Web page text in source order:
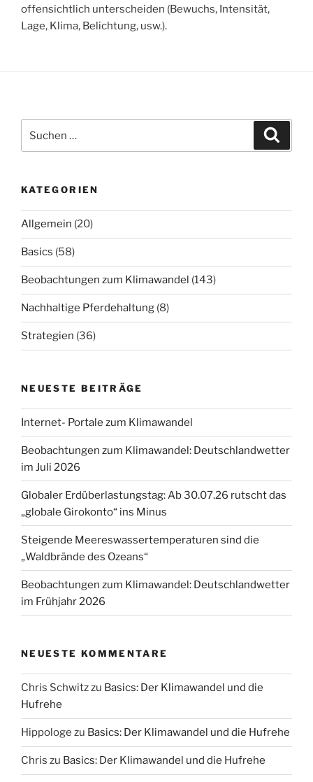
offensichtlich unterscheiden (Bewuchs, Intensität,
Lage, Klima, Belichtung, usw.).
nach:
KATEGORIEN
Allgemein (20)
Basics (58)
Beobachtungen zum Klimawandel (143)
Nachhaltige Pferdehaltung (8)
Strategien (36)
NEUESTE BEITRÄGE
Internet- Portale zum Klimawandel
Beobachtungen zum Klimawandel: Deutschlandwetter
im Juli 2026
Globaler Erdüberlastungstag: Ab 30.07.26 rutscht das
„globale Girokonto“ ins Minus
Steigende Meereswassertemperaturen sind die
„Waldbrände des Ozeans“
Beobachtungen zum Klimawandel: Deutschlandwetter
im Frühjahr 2026
NEUESTE KOMMENTARE
Chris Schwitzzu Basics: Der Klimawandel und die
Hufrehe
Hippologe zu Basics: Der Klimawandel und die Hufrehe
Chris zu Basics: Der Klimawandel und die Hufrehe